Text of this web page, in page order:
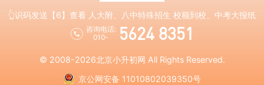
👆识码发送【6】查看 人大附、八中特殊招生 校额到校、中考大报纸
咨询电话:
010-
5624 8351
© 2008-2026北京小升初网 All Rights Reserved.
京公网安备 11010802039350号